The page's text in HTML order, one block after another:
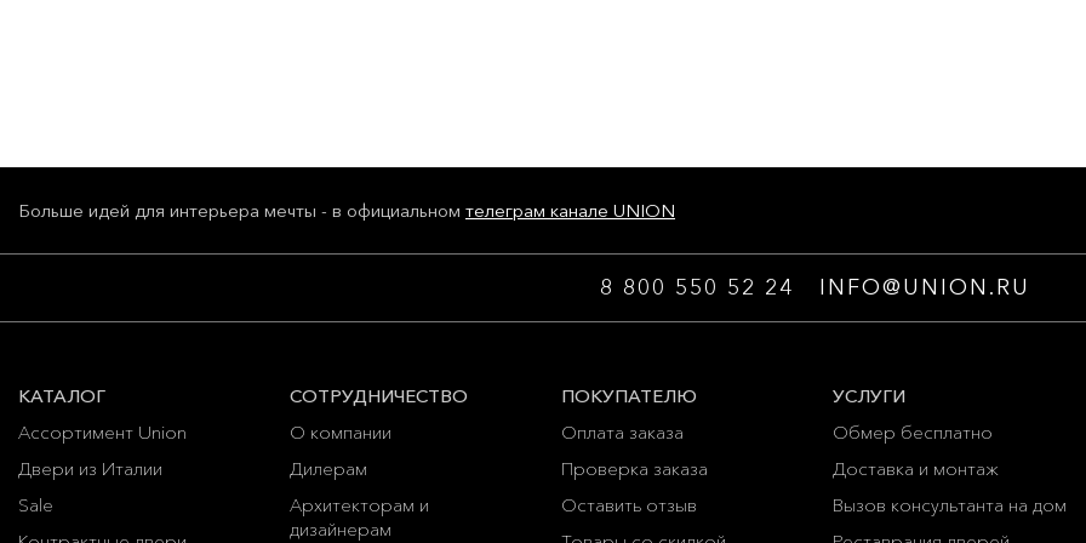
Больше идей для интерьера мечты - в официальном телеграм канале UNION
8 800 550 52 24 INFO@UNION.RU
КАТАЛОГ
Ассортимент Union
Двери из Италии
Sale
СОТРУДНИЧЕСТВО
О компании
Дилерам
Архитекторам и
дизайнерам
ПОКУПАТЕЛЮ
Оплата заказа
Проверка заказа
Оставить отзыв
УСЛУГИ
Обмер бесплатно
Доставка и монтаж
Вызов консультанта на дом